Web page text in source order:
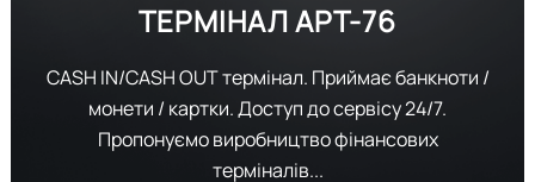
ТЕРМІНАЛAPT-76
CASH IN/CASH OUT термінал. Приймає банкноти /
монети / картки. Доступ до сервісу 24/7.
Пропонуємо виробництво фінансових
терміналів...